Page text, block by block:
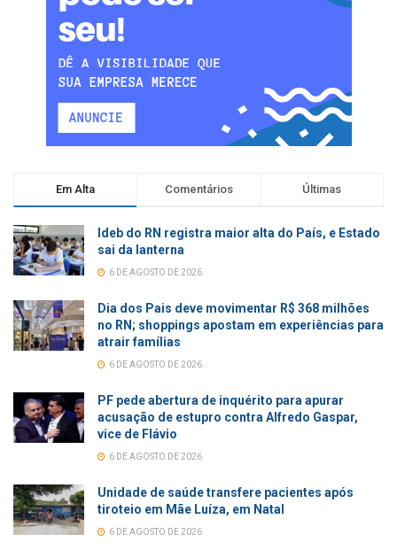
Em Alta Comentários Últimas
Ideb do RN registra maior alta do País, e Estado
sai da lanterna
6 DE AGOSTO DE 2026
Dia dos Pais deve movimentar R$ 368 milhões
no RN; shoppings apostam em experiências para
atrair famílias
6 DE AGOSTO DE 2026
PF pede abertura de inquérito para apurar
acusação de estupro contra Alfredo Gaspar,
vice de Flávio
6 DE AGOSTO DE 2026
Unidade de saúde transfere pacientes após
tiroteio em Mãe Luíza, em Natal
6 DE AGOSTO DE 2026